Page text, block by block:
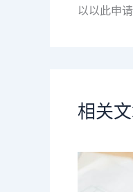
以以此申
相关